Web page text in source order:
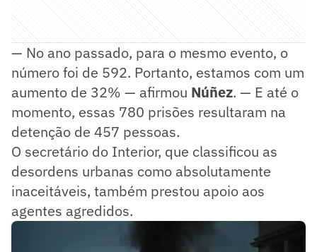
— No ano passado, para o mesmo evento, o
número foi de 592. Portanto, estamos com um
aumento de 32% — afirmou Núñez. — E até o
momento, essas 780 prisões resultaram na
detenção de 457 pessoas.
O secretário do Interior, que classificou as
desordens urbanas como absolutamente
inaceitáveis, também prestou apoio aos
agentes agredidos.